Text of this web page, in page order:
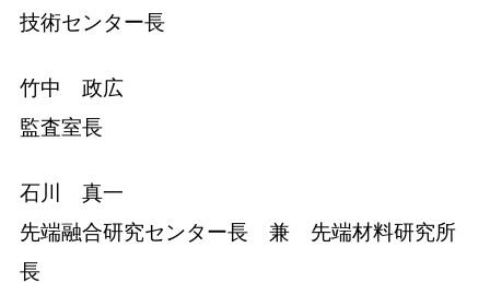
技術センター長
竹中 政広
監査室長
石川 真一
先端融合研究センター長 兼 先端材料研究所
長